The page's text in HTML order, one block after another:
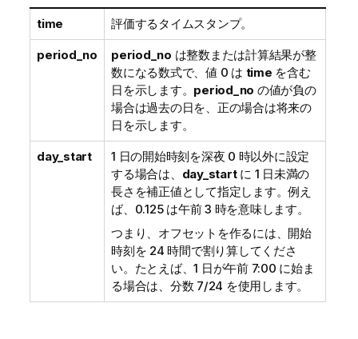
time 評価するタイムスタンプ。
period_no period_no は整数または計算結果が整
数になる数式で、値 0 は time を含む
日を示します。 period_no の値が負の
場合は過去の日を、正の場合は将来の
日を示します。
day_start
1 日の開始時刻を深夜 0 時以外に設定
する場合は、 day_startに 1 日未満の
長さを補正値として指定します。例え
ば、0.125 は午前 3 時を意味します。
つまり、オフセットを作るには、開始
時刻を 24 時間で割り算してくださ
い。たとえば、1 日が午前 7:00 に始ま
る場合は、分数 7/24 を使用します。